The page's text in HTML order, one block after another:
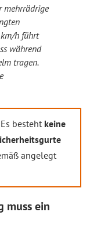
mehrrädrige
h führt
während
tragen.
besteht keine
angelegt
muss ein